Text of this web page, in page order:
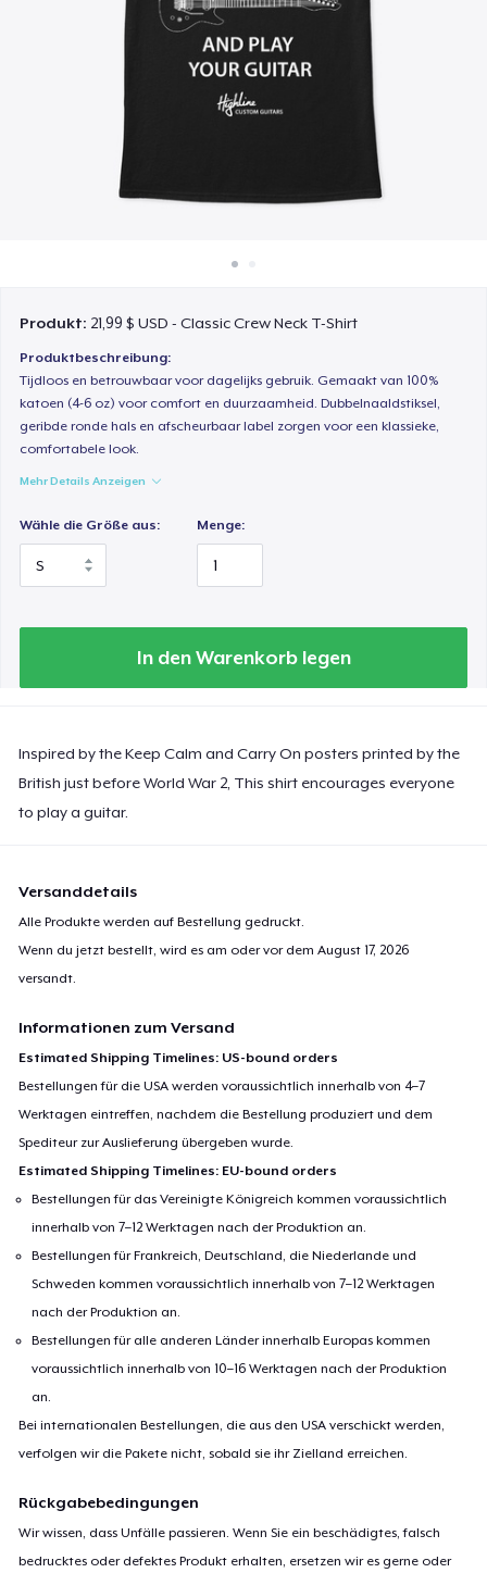
Überall verkaufen
Etwas verkaufen
Produkt: 21,99 $ USD - Classic Crew Neck T-Shirt
Produktbeschreibung:
Tijdloos en betrouwbaar voor dagelijks gebruik. Gemaakt van 100%
katoen (4-6 oz) voor comfort en duurzaamheid. Dubbelnaaldstiksel,
geribde ronde hals en afscheurbaar label zorgen voor een klassieke,
comfortabele look.
Mehr Details Anzeigen
Wähle die Größe aus: Menge:
In den Warenkorb legen
Inspired by the Keep Calm and Carry On posters printed by the
British just before World War 2, This shirt encourages everyone
to play a guitar.
Versanddetails
Alle Produkte werden auf Bestellung gedruckt.
Wenn du jetzt bestellt, wird es am oder vor demAugust 17, 2026
versandt.
Informationen zum Versand
Estimated Shipping Timelines: US-bound orders
Bestellungen für die USA werden voraussichtlich innerhalb von 4–7
Werktagen eintreffen, nachdem die Bestellung produziert und dem
Spediteur zur Auslieferung übergeben wurde.
Estimated Shipping Timelines: EU-bound orders
Bestellungen für das Vereinigte Königreich kommen voraussichtlich
innerhalb von 7–12 Werktagen nach der Produktion an.
Bestellungen für Frankreich, Deutschland, die Niederlande und
Schweden kommen voraussichtlich innerhalb von 7–12 Werktagen
nach der Produktion an.
Bestellungen für alle anderen Länder innerhalb Europas kommen
voraussichtlich innerhalb von 10–16 Werktagen nach der Produktion
an.
Bei internationalen Bestellungen, die aus den USA verschickt werden,
verfolgen wir die Pakete nicht, sobald sie ihr Zielland erreichen.
Rückgabebedingungen
Wir wissen, dass Unfälle passieren. Wenn Sie ein beschädigtes, falsch
bedrucktes oder defektes Produkt erhalten, ersetzen wir es gerne oder